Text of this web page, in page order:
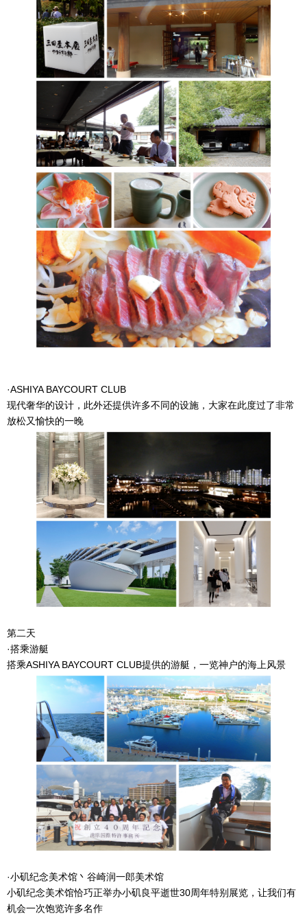
·ASHIYA BAYCOURT CLUB
现代奢华的设计，此外还提供许多不同的设施，大家在此度过了非常
放松又愉快的一晚
第二天
·搭乘游艇
搭乘ASHIYA BAYCOURT CLUB提供的游艇，一览神户的海上风景
·小矶纪念美术馆丶谷崎润一郎美术馆
小矶纪念美术馆恰巧正举办小矶良平逝世30周年特别展览，让我们有
机会一次饱览许多名作